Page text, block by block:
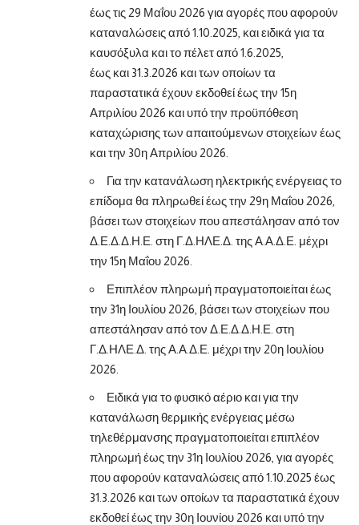
έως τις 29 Μαΐου 2026 για αγορές που αφορούν
καταναλώσεις από 1.10.2025, και ειδικά για τα
καυσόξυλα και το πέλετ από 1.6.2025,
έως και 31.3.2026 και των οποίων τα
παραστατικά έχουν εκδοθεί έως την 15η
Απριλίου 2026 και υπό την προϋπόθεση
καταχώρισης των απαιτούμενων στοιχείων έως
και την 30η Απριλίου 2026.
Για την κατανάλωση ηλεκτρικής ενέργειας το
επίδομα θα πληρωθεί έως την 29η Μαΐου 2026,
βάσει των στοιχείων που απεστάλησαν από τον
Δ.Ε.Δ.Δ.Η.Ε. στη Γ.Δ.ΗΛΕ.Δ. της Α.Α.Δ.Ε. μέχρι
την 15η Μαΐου 2026.
Επιπλέον πληρωμή πραγματοποιείται έως
την 31η Ιουλίου 2026, βάσει των στοιχείων που
απεστάλησαν από τον Δ.Ε.Δ.Δ.Η.Ε. στη
Γ.Δ.ΗΛΕ.Δ. της Α.Α.Δ.Ε. μέχρι την 20η Ιουλίου
2026.
Ειδικά για το φυσικό αέριο και για την
κατανάλωση θερμικής ενέργειας μέσω
τηλεθέρμανσης πραγματοποιείται επιπλέον
πληρωμή έως την 31η Ιουλίου 2026, για αγορές
που αφορούν καταναλώσεις από 1.10.2025 έως
31.3.2026 και των οποίων τα παραστατικά έχουν
εκδοθεί έως την 30η Ιουνίου 2026 και υπό την